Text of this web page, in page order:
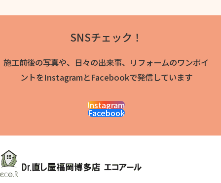
SNSチェック！
施工前後の写真や、日々の出来事、リフォームのワンポイ
ントをInstagramとFacebookで発信しています
Instagram
Facebook